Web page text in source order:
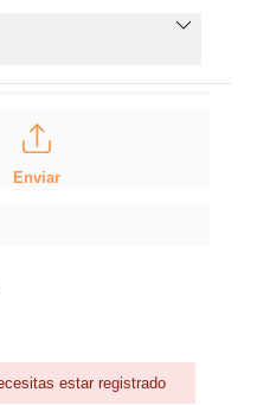
Enviar
estar registrado